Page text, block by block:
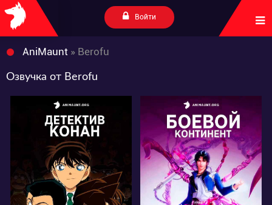
Войти
AniMaunt » Berofu
Озвучка от Berofu
140404 181992